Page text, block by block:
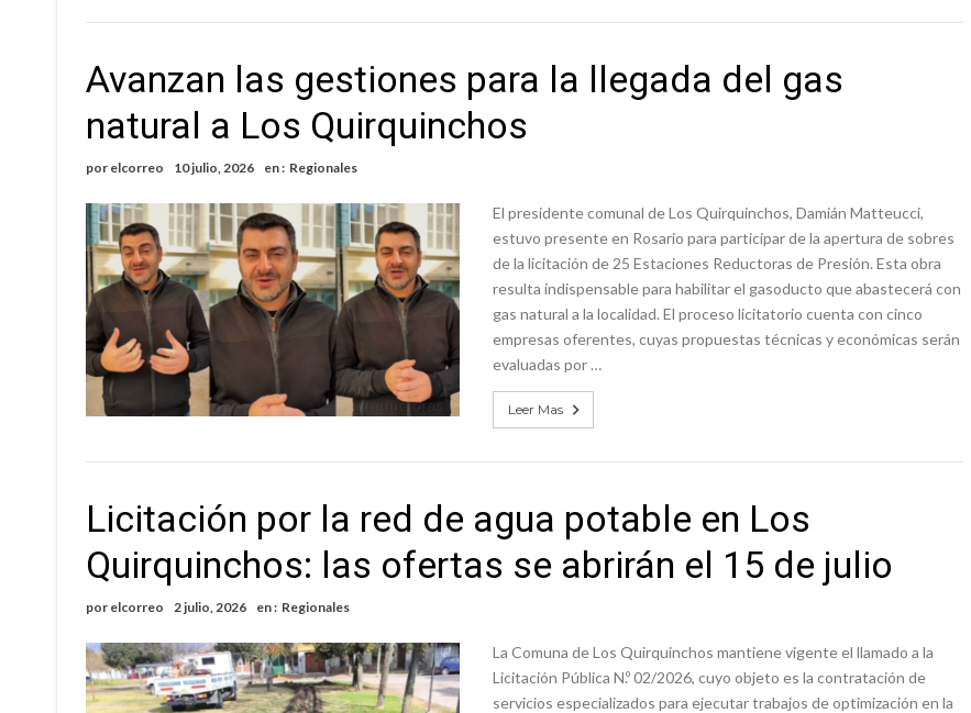
Avanzan las gestiones para la llegada del gas
natural a Los Quirquinchos
por elcorreo 10 julio, 2026 en : Regionales
El presidente comunal de Los Quirquinchos, Damián Matteucci,
estuvo presente en Rosario para participar de la apertura de sobres
de la licitación de 25 Estaciones Reductoras de Presión. Esta obra
resulta indispensable para habilitar el gasoducto que abastecerá con
gas natural a la localidad. El proceso licitatorio cuenta con cinco
empresas oferentes, cuyas propuestas técnicas y económicas serán
evaluadas por …
Leer Mas
Licitación por la red de agua potable en Los
Quirquinchos: las ofertas se abrirán el 15 de julio
por elcorreo 2 julio, 2026 en : Regionales
La Comuna de Los Quirquinchos mantiene vigente el llamado a la
Licitación Pública N.º 02/2026, cuyo objeto es la contratación de
servicios especializados para ejecutar trabajos de optimización en la